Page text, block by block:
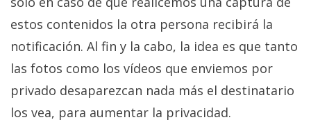
encontrarás
todas las
noticias sobre
tecnología,
ordenadores,
apps,
informática,
estos contenidos la otra persona recibirá la
notificación. Al fin y la cabo, la idea es que tanto
las fotos como los vídeos que enviemos por
privado desaparezcan nada más el destinatario
los vea, para aumentar la privacidad.